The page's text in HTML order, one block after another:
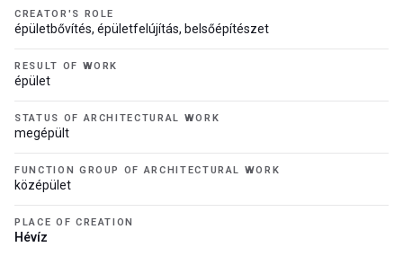
CREATOR'S ROLE
épületbővítés, épületfelújítás, belsőépítészet
RESULT OF WORK
épület
STATUS OF ARCHITECTURAL WORK
megépült
FUNCTION GROUP OF ARCHITECTURAL WORK
középület
PLACE OF CREATION
Hévíz